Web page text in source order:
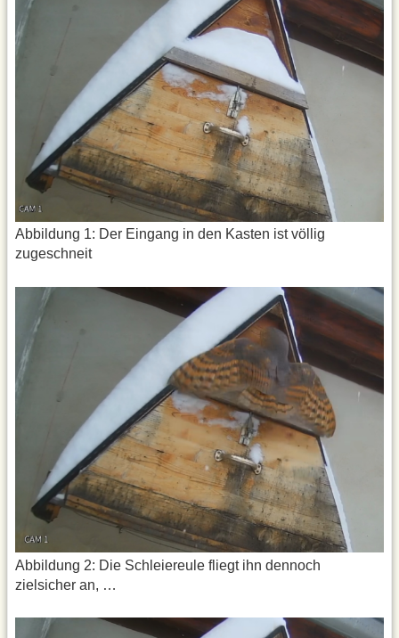
Abbildung 1: Der Eingang in den Kasten ist völlig
zugeschneit
Abbildung 2: Die Schleiereule fliegt ihn dennoch
zielsicher an, …